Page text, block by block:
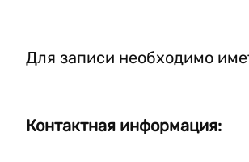
Для записи необходимо
Контактная информация: